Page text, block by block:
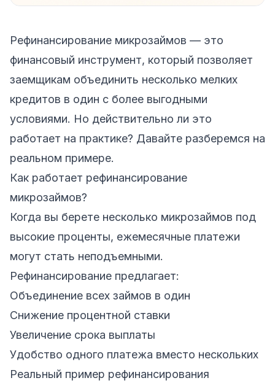
Рефинансирование микрозаймов — это
финансовый инструмент, который позволяет
заемщикам объединить несколько мелких
кредитов в один с более выгодными
условиями. Но действительно ли это
работает на практике? Давайте разберемся на
реальном примере.
Как работает рефинансирование
микрозаймов?
Когда вы берете несколько микрозаймов под
высокие проценты, ежемесячные платежи
могут стать неподъемными.
Рефинансирование предлагает:
Объединение всех займов в один
Снижение процентной ставки
Увеличение срока выплаты
Удобство одного платежа вместо нескольких
Реальный пример рефинансирования